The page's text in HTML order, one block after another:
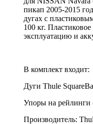
пикап 2005-2015
дугах с
100 кг.
эксплуатацию и
В комплект входит:
Дуги Thule
Упоры на рейлинги
Производитель: